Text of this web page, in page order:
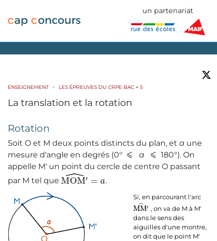
un partenariat
ENSEIGNEMENT LES ÉPREUVES DU CRPE BAC + 5
La translation et la rotation
Rotation
Soit O et M deux points distincts du plan, et a une
mesure d'angle en degrés (0°
a
180°). On
appelle M' un point du cercle de centre O passant
par M tel que MOM′
ˆ = a.
Si, en parcourant l'arc
MM′
⌢
, on va de M à M'
dans le sens des
aiguilles d'une montre,
on dit que le point M'